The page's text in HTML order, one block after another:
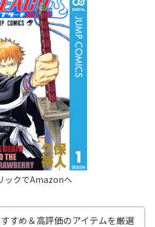
すめ＆高評価のアイテムを厳選